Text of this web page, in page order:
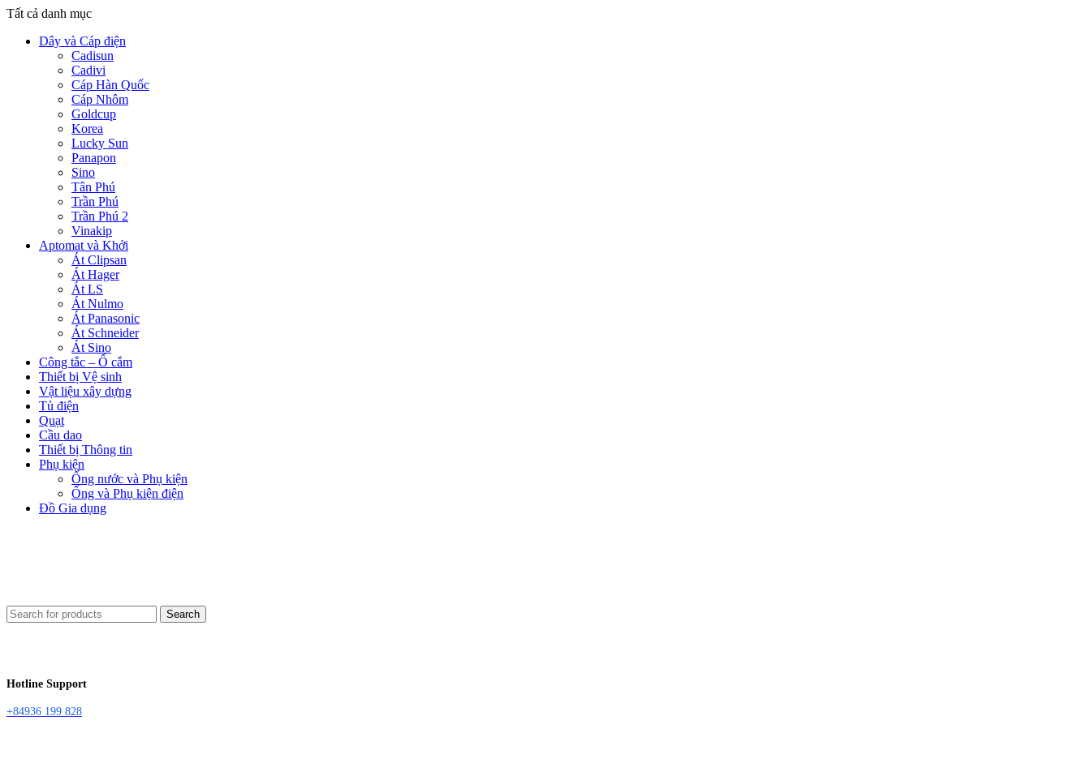
Tất cả danh mục
Dây và Cáp điện
Cadisun
Cadivi
Cáp Hàn Quốc
Cáp Nhôm
Goldcup
Korea
Lucky Sun
Panapon
Sino
Tân Phú
Trần Phú
Trần Phú 2
Vinakip
Aptomat và Khởi
Át Clipsan
Át Hager
Át LS
Át Nulmo
Át Panasonic
Át Schneider
Át Sino
Công tắc – Ổ cắm
Thiết bị Vệ sinh
Vật liệu xây dựng
Tủ điện
Quạt
Cầu dao
Thiết bị Thông tin
Phụ kiện
Ống nước và Phụ kiện
Ống và Phụ kiện điện
Đồ Gia dụng
Search
Hotline Support
+84936 199 828